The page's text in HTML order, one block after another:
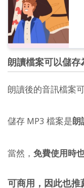
朗讀檔案可以儲
朗讀後的音訊檔案
儲存 MP3 檔案是朗
當然， 免費使用時
可商用，因此也推